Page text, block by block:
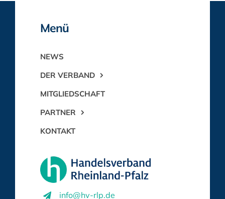
Menü
NEWS
DER VERBAND
MITGLIEDSCHAFT
PARTNER
KONTAKT
info@hv-rlp.de